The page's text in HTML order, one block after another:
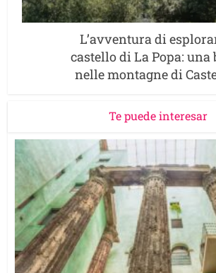
L’avventura di
castello di La Popa: una
nelle montagne di
Te puede interesar